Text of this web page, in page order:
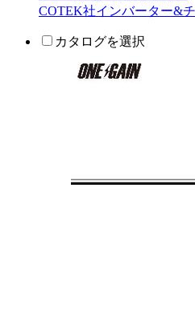
COTEK社インバーター&
カタログを選択